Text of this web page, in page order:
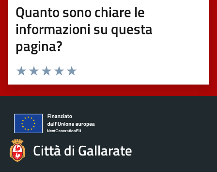
Quanto sono chiare le
informazioni su questa
pagina?
Valuta 5 stelle su 5
Valuta 4 stelle su 5
Valuta 3 stelle su 5
Valuta 2 stelle su 5
Valuta 1 stelle su 5
Città di Gallarate